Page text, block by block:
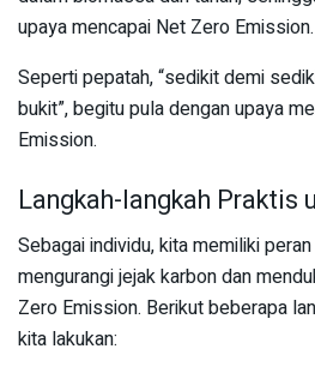
upaya mencapai Net Zero Emission.
Seperti pepatah, “sedikit demi
bukit”, begitu pula dengan upaya
Emission.
Langkah-langkah Praktis
Sebagai individu, kita memiliki
mengurangi jejak karbon dan
Zero Emission. Berikut beberapa
kita lakukan: